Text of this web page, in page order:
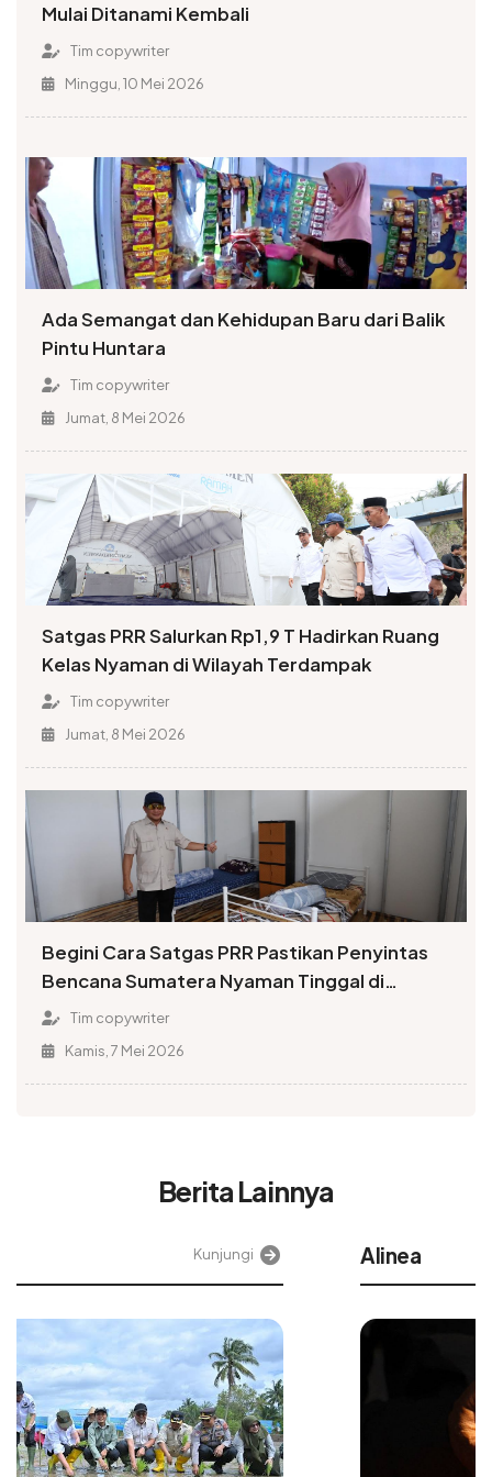
Mulai Ditanami Kembali
Tim copywriter
Minggu, 10 Mei 2026
Ada Semangat dan Kehidupan Baru dari Balik
Pintu Huntara
Tim copywriter
Jumat, 8 Mei 2026
Satgas PRR Salurkan Rp1,9 T Hadirkan Ruang
Kelas Nyaman di Wilayah Terdampak
Tim copywriter
Jumat, 8 Mei 2026
Begini Cara Satgas PRR Pastikan Penyintas
Bencana Sumatera Nyaman Tinggal di
Huntara
Tim copywriter
Kamis, 7 Mei 2026
Berita Lainnya
Kunjungi